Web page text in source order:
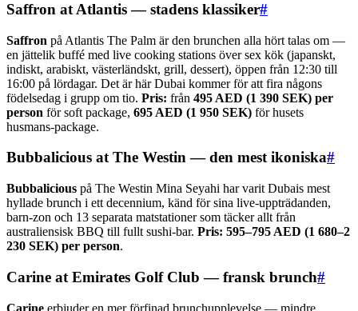
Saffron at Atlantis — stadens klassiker#
Saffron på Atlantis The Palm är den brunchen alla hört talas om —
en jättelik buffé med live cooking stations över sex kök (japanskt,
indiskt, arabiskt, västerländskt, grill, dessert), öppen från 12:30 till
16:00 på lördagar. Det är här Dubai kommer för att fira någons
födelsedag i grupp om tio. Pris: från 495 AED (1 390 SEK) per
person för soft package, 695 AED (1 950 SEK) för husets
husmans-package.
Bubbalicious at The Westin — den mest ikoniska#
Bubbalicious på The Westin Mina Seyahi har varit Dubais mest
hyllade brunch i ett decennium, känd för sina live-uppträdanden,
barn-zon och 13 separata matstationer som täcker allt från
australiensisk BBQ till fullt sushi-bar. Pris: 595–795 AED (1 680–2
230 SEK) per person.
Carine at Emirates Golf Club — fransk brunch#
Carine erbjuder en mer förfinad brunchupplevelse — mindre